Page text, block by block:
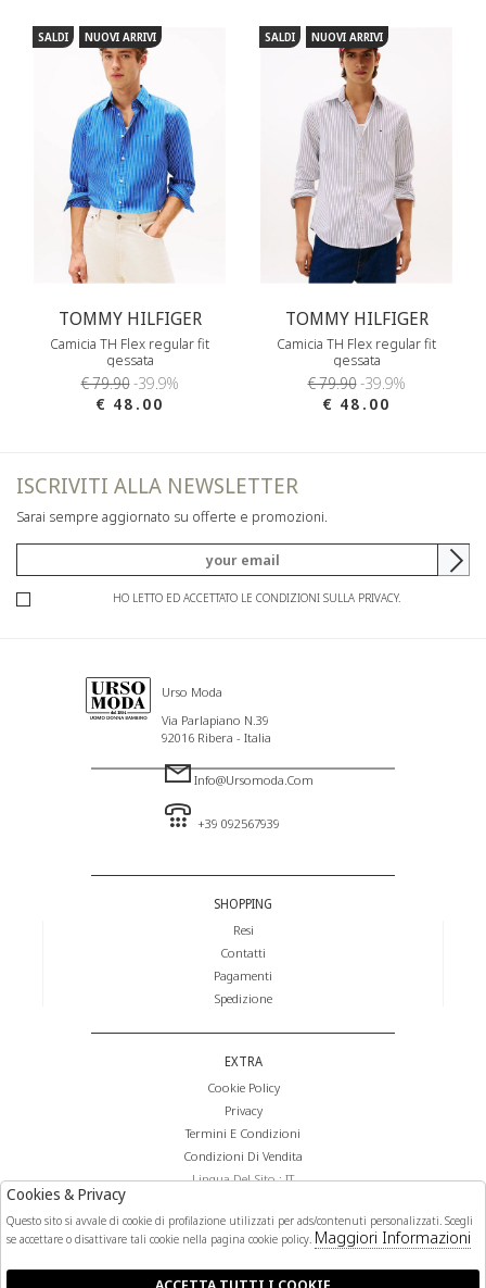
SALDI NUOVI ARRIVI
TOMMY HILFIGER
Camicia TH Flex regular fit
gessata
€ 79.90-39.9%
€ 48.00
SALDI NUOVI ARRIVI
TOMMY HILFIGER
Camicia TH Flex regular fit
gessata
€ 79.90-39.9%
€ 48.00
ISCRIVITI ALLA NEWSLETTER
Sarai sempre aggiornato su offerte e promozioni.
HO LETTO ED ACCETTATO LE CONDIZIONI SULLA PRIVACY.
Urso Moda
Via Parlapiano N.39
92016 Ribera - Italia
Info@ursomoda.com
+39 092567939
SHOPPING
Resi
Contatti
Pagamenti
Spedizione
EXTRA
Cookie Policy
Privacy
Termini E Condizioni
Condizioni Di Vendita
Lingua Del Sito : IT
FOLLOW US
Cookies & Privacy
Questo sito si avvale di cookie di profilazione utilizzati per ads/contenuti personalizzati. Scegli
se accettare o disattivare tali cookie nella pagina cookie policy. Maggiori Informazioni